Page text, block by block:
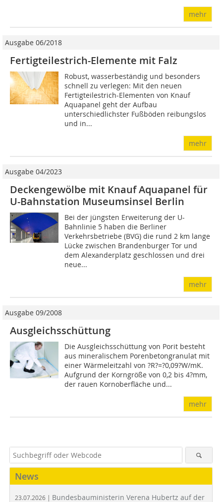
mehr
Ausgabe 06/2018
Fertigteilestrich-Elemente mit Falz
Robust, wasserbeständig und besonders
schnell zu verlegen: Mit den neuen
Fertigteiles­trich-Elementen von Knauf
Aqua­panel geht der Aufbau
unterschiedlichster Fußböden reibungslos
und in...
mehr
Ausgabe 04/2023
Deckengewölbe mit Knauf Aquapanel für
U-Bahnstation Museumsinsel Berlin
Bei der jüngsten Erweiterung der U-
Bahnlinie 5 haben die Berliner
Verkehrsbetriebe (BVG) die rund 2 km lange
Lücke zwischen Brandenburger Tor und
dem Alexanderplatz geschlossen und drei
neue...
mehr
Ausgabe 09/2008
Ausgleichsschüttung
Die Ausgleichsschüttung von Porit besteht
aus mineralischem Porenbetongranulat mit
einer Wärmeleitzahl von ?R?=?0,09?W/mK.
Aufgrund der Korngröße von 0,2 bis 4?mm,
der rauen Kornoberfläche und...
mehr
News
23.07.2026 | Bundesbauministerin Verena Hubertz auf der